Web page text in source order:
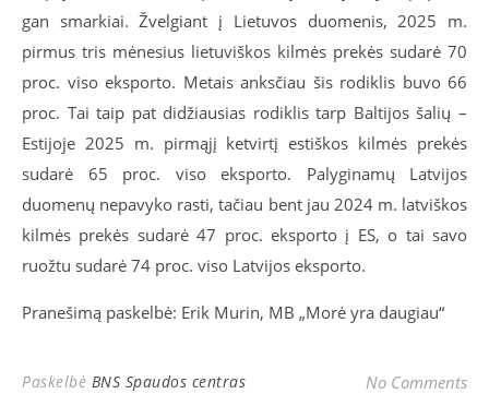
gan smarkiai. Žvelgiant į Lietuvos duomenis, 2025 m.
pirmus tris mėnesius lietuviškos kilmės prekės sudarė 70
proc. viso eksporto. Metais anksčiau šis rodiklis buvo 66
proc. Tai taip pat didžiausias rodiklis tarp Baltijos šalių –
Estijoje 2025 m. pirmąjį ketvirtį estiškos kilmės prekės
sudarė 65 proc. viso eksporto. Palyginamų Latvijos
duomenų nepavyko rasti, tačiau bent jau 2024 m. latviškos
kilmės prekės sudarė 47 proc. eksporto į ES, o tai savo
ruožtu sudarė 74 proc. viso Latvijos eksporto.
Pranešimą paskelbė: Erik Murin, MB „Morė yra daugiau“
Paskelbė BNS Spaudos centras No Comments